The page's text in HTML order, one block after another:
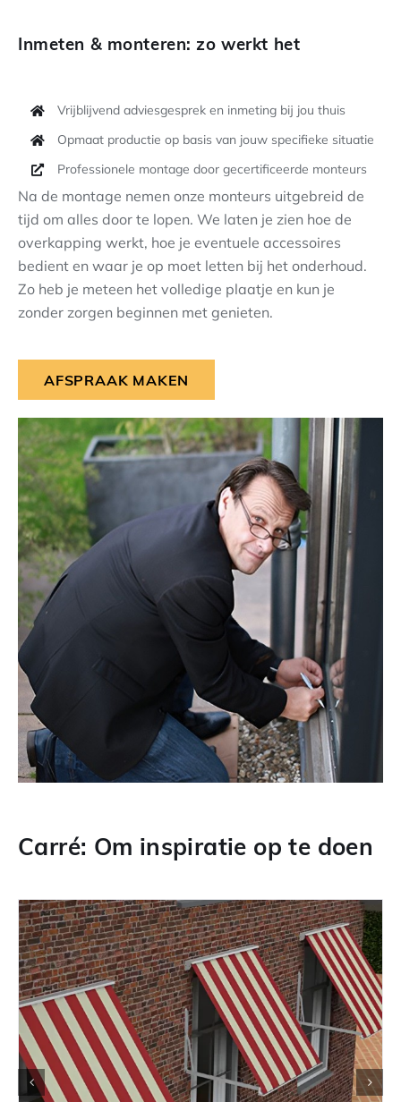
Inmeten & monteren: zo werkt het
Vrijblijvend adviesgesprek en inmeting bij jou thuis
Opmaat productie op basis van jouw specifieke situatie
Professionele montage door gecertificeerde monteurs
Na de montage nemen onze monteurs uitgebreid de
tijd om alles door te lopen. We laten je zien hoe de
overkapping werkt, hoe je eventuele accessoires
bedient en waar je op moet letten bij het onderhoud.
Zo heb je meteen het volledige plaatje en kun je
zonder zorgen beginnen met genieten.
AFSPRAAK MAKEN
Carré: Om inspiratie op te doen